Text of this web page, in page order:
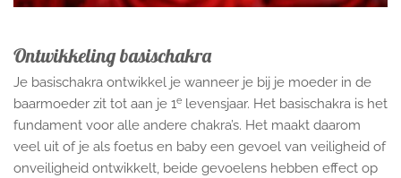
Ontwikkeling basischakra
Je basischakra ontwikkel je wanneer je bij je moeder in de
baarmoeder zit tot aan je 1e levensjaar. Het basischakra is het
fundament voor alle andere chakra’s. Het maakt daarom
veel uit of je als foetus en baby een gevoel van veiligheid of
onveiligheid ontwikkelt, beide gevoelens hebben effect op